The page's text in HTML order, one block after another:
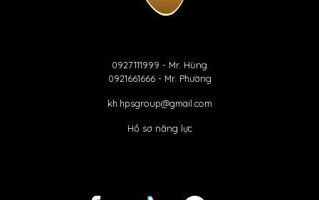
0927111999 - Mr. Hùng
0921661666- Mr. Phường
kh.hpsgroup@gmail.com
Hồ sơ năng lực